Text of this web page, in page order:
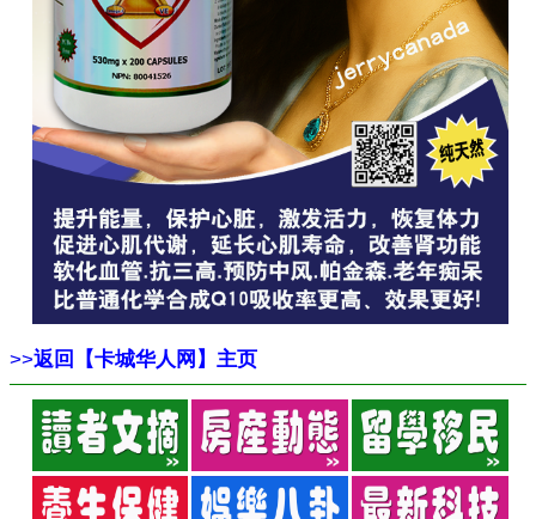
>>返回【卡城华人网】主页